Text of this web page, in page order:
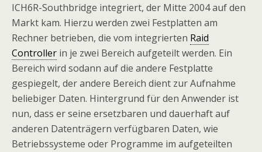
ICH6R-Southbridge integriert, der Mitte 2004 auf den
Markt kam. Hierzu werden zwei Festplatten am
Rechner betrieben, die vom integrierten Raid
Controller in je zwei Bereich aufgeteilt werden. Ein
Bereich wird sodann auf die andere Festplatte
gespiegelt, der andere Bereich dient zur Aufnahme
beliebiger Daten. Hintergrund für den Anwender ist
nun, dass er seine ersetzbaren und dauerhaft auf
anderen Datenträgern verfügbaren Daten, wie
Betriebssysteme oder Programme im aufgeteilten